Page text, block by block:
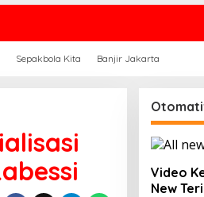
Sepakbola Kita Banjir Jakarta
Video
New